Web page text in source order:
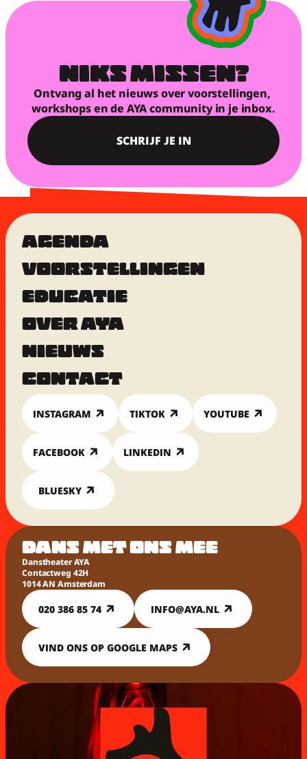
NIKS MISSEN?
Ontvang al het nieuws over voorstellingen,
workshops en de AYA community in je inbox.
SCHRIJF JE IN
AGENDA
VOORSTELLINGEN
EDUCATIE
OVER AYA
NIEUWS
CONTACT
INSTAGRAM TIKTOK YOUTUBE
FACEBOOK LINKEDIN
BLUESKY
DANS MET ONS MEE
Danstheater AYA
Contactweg 42H
1014 AN Amsterdam
020 386 85 74 INFO@AYA.NL
VIND ONS OP GOOGLE MAPS